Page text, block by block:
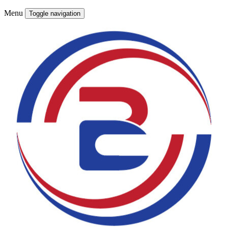
Menu Toggle navigation